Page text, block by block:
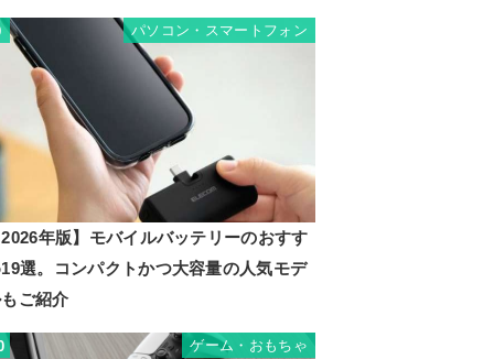
パソコン・スマートフォン
年版】モバイルバッテリーのおすす
選。コンパクトかつ大容量の人気モデ
ご紹介
ゲーム・おもちゃ